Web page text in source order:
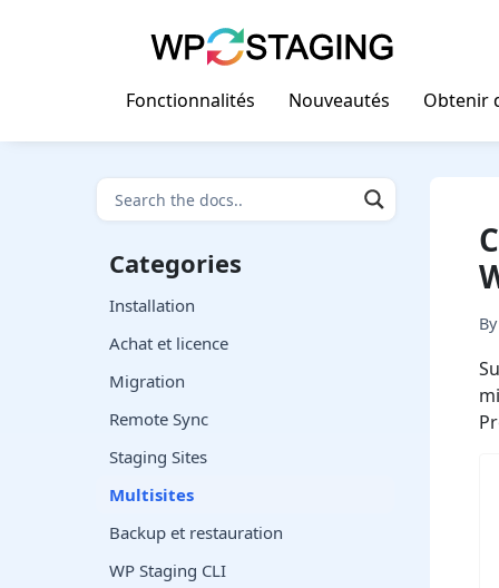
Fonctionnalités
Nouveautés Obtenir
Categories
Installation
Achat et licence
Migration
Remote Sync
Staging Sites
Multisites
Backup et restauration
WP Staging CLI